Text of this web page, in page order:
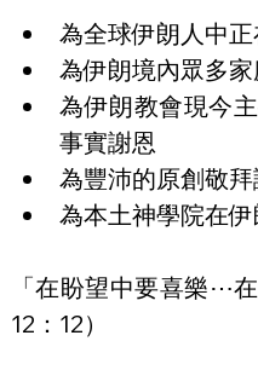
為全球伊朗人中
為伊朗境內眾多
為伊朗教會現今
事實謝恩
為豐沛的原創敬
為本土神學院在
「在盼望中要喜樂⋯
12：12）